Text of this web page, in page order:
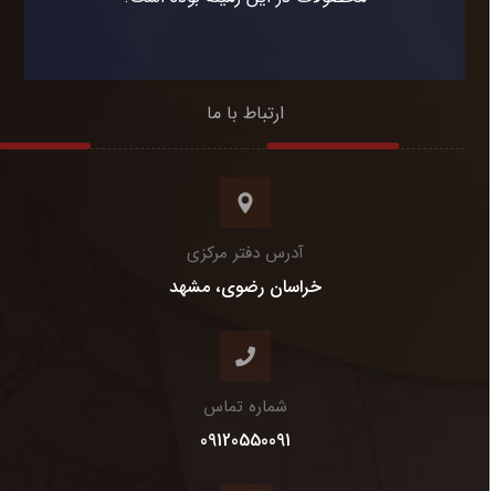
ارتباط با ما
آدرس دفتر مرکزی
خراسان رضوی، مشهد
شماره تماس
09120550091